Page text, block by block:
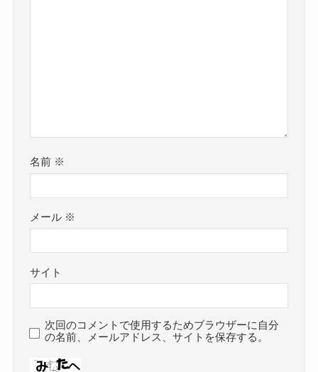
名前 ※
メール ※
サイト
次回のコメントで使用するためブラウザーに自分
の名前、メールアドレス、サイトを保存する。